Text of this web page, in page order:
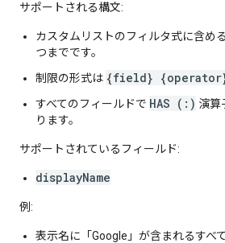
サポートされる構文:
カスタムリストのフィルタ式に含め
つまでです。
制限の形式は {field}
すべてのフィールドで HAS (:) 演算
ります。
サポートされているフィールド:
displayName
例:
表示名に「Google」が含まれるすべ